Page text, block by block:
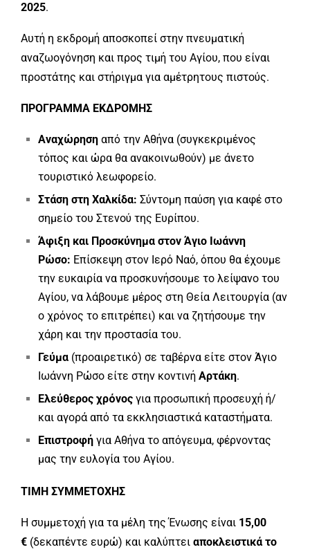
2025.
Αυτή η εκδρομή αποσκοπεί στην πνευματική
αναζωογόνηση και προς τιμή του Αγίου, που είναι
προστάτης και στήριγμα για αμέτρητους πιστούς.
ΠΡΟΓΡΑΜΜΑ ΕΚΔΡΟΜΗΣ
Αναχώρηση από την Αθήνα (συγκεκριμένος
τόπος και ώρα θα ανακοινωθούν) με άνετο
τουριστικό λεωφορείο.
Στάση στη Χαλκίδα: Σύντομη παύση για καφέ στο
σημείο του Στενού της Ευρίπου.
Άφιξη και Προσκύνημα στον Άγιο Ιωάννη
Ρώσο: Επίσκεψη στον Ιερό Ναό, όπου θα έχουμε
την ευκαιρία να προσκυνήσουμε το λείψανο του
Αγίου, να λάβουμε μέρος στη Θεία Λειτουργία (αν
ο χρόνος το επιτρέπει) και να ζητήσουμε την
χάρη και την προστασία του.
Γεύμα (προαιρετικό) σε ταβέρνα είτε στον Άγιο
Ιωάννη Ρώσο είτε στην κοντινή Αρτάκη.
Ελεύθερος χρόνος για προσωπική προσευχή ή/
και αγορά από τα εκκλησιαστικά καταστήματα.
Επιστροφή για Αθήνα το απόγευμα, φέρνοντας
μας την ευλογία του Αγίου.
ΤΙΜΗ ΣΥΜΜΕΤΟΧΗΣ
Η συμμετοχή για τα μέλη της Ένωσης είναι 15,00
€ (δεκαπέντε ευρώ) και καλύπτει αποκλειστικά το